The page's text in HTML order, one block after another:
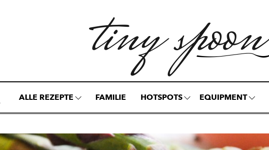
ALLE REZEPTE FAMILIE HOTSPOTS EQUIPMENT